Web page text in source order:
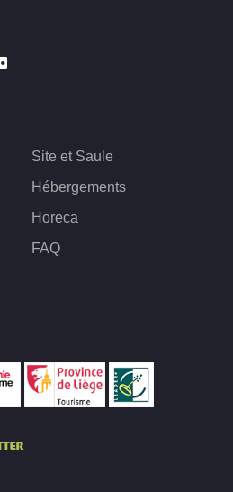
Site et Saule
Hébergements
Horeca
FAQ